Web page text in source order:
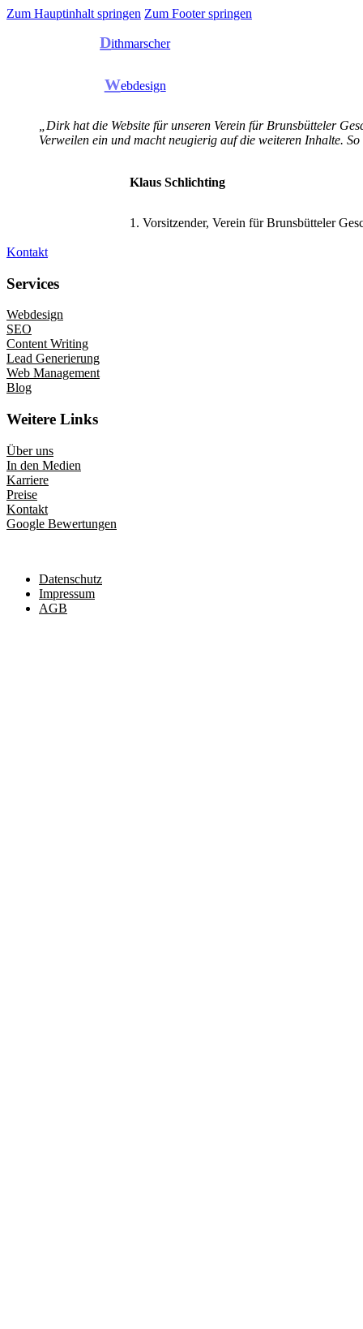
Zum Hauptinhalt springen Zum Footer springen
Dithmarscher
Webdesign
„Dirk hat die Website für unseren Verein für Brunsbütteler
Verweilen ein und macht neugierig auf die weiteren Inhalte.
Klaus Schlichting
1. Vorsitzender, Verein für Brunsbütteler
Kontakt
Services
Webdesign
SEO
Content Writing
Lead Generierung
Web Management
Blog
Weitere Links
Über uns
In den Medien
Karriere
Preise
Kontakt
Google Bewertungen
Datenschutz
Impressum
AGB